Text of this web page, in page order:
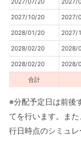
2027/10/20 2027/
2028/01/20 2027/
2028/02/20 2028/
2028/02/20 2028/
合計
※分配予定日は前後
てを行います。ま
行日時点のシミュレ